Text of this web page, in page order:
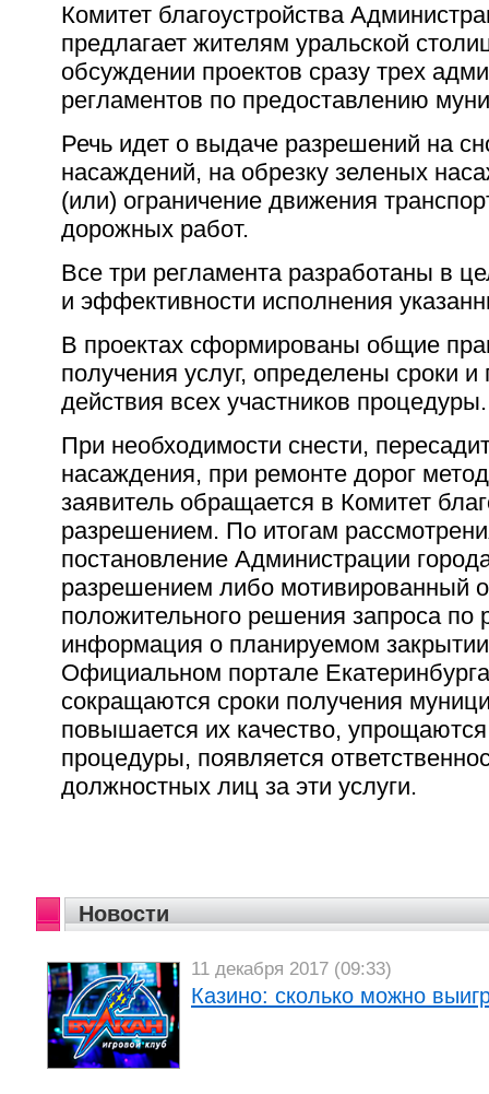
Комитет благоустройства
предлагает жителям уральской
обсуждении проектов сразу трех
регламентов по предоставлению
Речь идет о выдаче разрешений на
насаждений, на обрезку зеленых
(или) ограничение движения
дорожных работ.
Все три регламента разработаны в
и эффективности исполнения
В проектах сформированы общие
получения услуг, определены сроки и
действия всех участников процедуры.
При необходимости снести,
насаждения, при ремонте дорог
заявитель обращается в Комитет
разрешением. По итогам
постановление Администрации
разрешением либо мотивированный
положительного решения запроса по
информация о планируемом
Официальном портале
сокращаются сроки получения
повышается их качество,
процедуры, появляется
должностных лиц за эти услуги.
Новости
11 декабря 2017 (09:33)
Казино: сколько можно